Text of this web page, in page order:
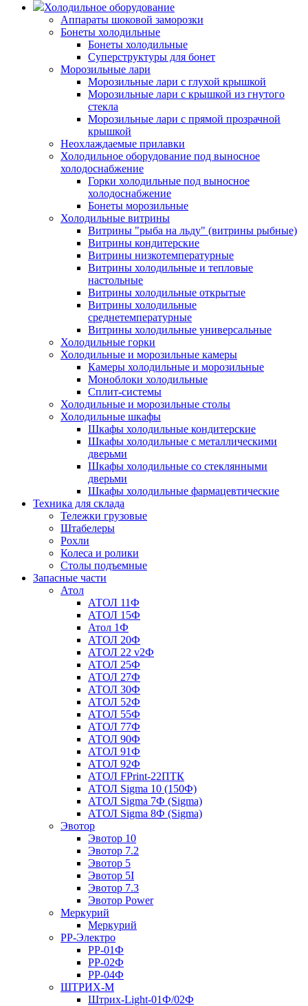
Холодильное оборудование
Аппараты шоковой заморозки
Бонеты холодильные
Бонеты холодильные
Суперструктуры для бонет
Морозильные лари
Морозильные лари с глухой крышкой
Морозильные лари с крышкой из гнутого
стекла
Морозильные лари с прямой прозрачной
крышкой
Неохлаждаемые прилавки
Холодильное оборудование под выносное
холодоснабжение
Горки холодильные под выносное
холодоснабжение
Бонеты морозильные
Холодильные витрины
Витрины "рыба на льду" (витрины рыбные)
Витрины кондитерские
Витрины низкотемпературные
Витрины холодильные и тепловые
настольные
Витрины холодильные открытые
Витрины холодильные
среднетемпературные
Витрины холодильные универсальные
Холодильные горки
Холодильные и морозильные камеры
Камеры холодильные и морозильные
Моноблоки холодильные
Сплит-системы
Холодильные и морозильные столы
Холодильные шкафы
Шкафы холодильные кондитерские
Шкафы холодильные с металлическими
дверьми
Шкафы холодильные со стеклянными
дверьми
Шкафы холодильные фармацевтические
Техника для склада
Тележки грузовые
Штабелеры
Рохли
Колеса и ролики
Столы подъемные
Запасные части
Атол
АТОЛ 11Ф
АТОЛ 15Ф
Атол 1Ф
АТОЛ 20Ф
АТОЛ 22 v2Ф
АТОЛ 25Ф
АТОЛ 27Ф
АТОЛ 30Ф
АТОЛ 52Ф
АТОЛ 55Ф
АТОЛ 77Ф
АТОЛ 90Ф
АТОЛ 91Ф
АТОЛ 92Ф
АТОЛ FPrint-22ПТК
АТОЛ Sigma 10 (150Ф)
АТОЛ Sigma 7Ф (Sigma)
АТОЛ Sigma 8Ф (Sigma)
Эвотор
Эвотор 10
Эвотор 7.2
Эвотор 5
Эвотор 5I
Эвотор 7.3
Эвотор Power
Меркурий
Меркурий
РР-Электро
РР-01Ф
РР-02Ф
РР-04Ф
ШТРИХ-М
Штрих-Light-01Ф/02Ф